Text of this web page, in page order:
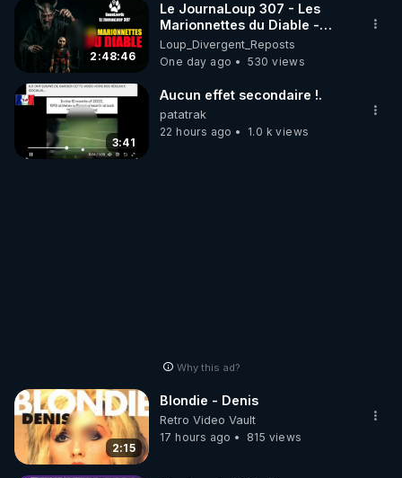
2:48:46
Le JournaLoup 307 - Les
Marionnettes du Diable -
Loup Divergent 2026.08.07
Loup_Divergent_Reposts
One day ago
530 views
3:41
Aucun effet secondaire !.
patatrak
22 hours ago
1.0 k views
Why this ad?
2:15
Blondie - Denis
Retro Video Vault
17 hours ago
815 views